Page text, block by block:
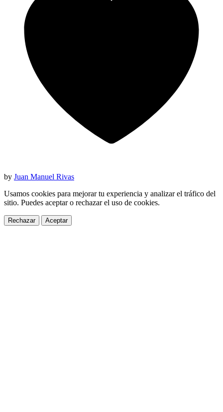
by Juan Manuel Rivas
Usamos cookies para mejorar tu experiencia y analizar el tráfico del
sitio. Puedes aceptar o rechazar el uso de cookies.
Rechazar Aceptar